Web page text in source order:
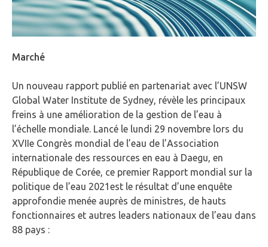
Marché
Un nouveau rapport publié en partenariat avec l’UNSW
Global Water Institute de Sydney, révèle les principaux
freins à une amélioration de la gestion de l’eau à
l’échelle mondiale. Lancé le lundi 29 novembre lors du
XVIIe Congrès mondial de l’eau de l’Association
internationale des ressources en eau à Daegu, en
République de Corée, ce premier Rapport mondial sur la
politique de l’eau 2021est le résultat d’une enquête
approfondie menée auprès de ministres, de hauts
fonctionnaires et autres leaders nationaux de l’eau dans
88 pays :